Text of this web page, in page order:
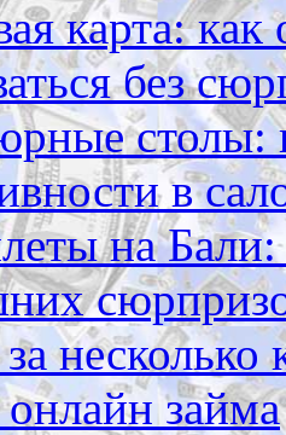
карта:
без
столы:
в
на Бали:
займа